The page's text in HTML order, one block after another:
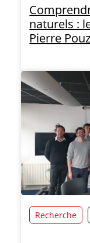
naturels :
Pierre
Recherche